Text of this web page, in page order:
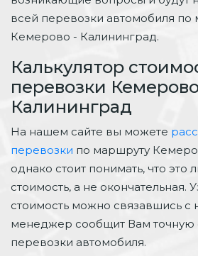
всей перевозки автомобиля по
Кемерово - Калининград.
Калькулятор
перевозки
Калининград
На нашем сайте вы можете
перевозки по маршруту
однако стоит понимать, что
стоимость, а не окончательная.
стоимость можно связавшись с
менеджер сообщит Вам точную
перевозки автомобиля.